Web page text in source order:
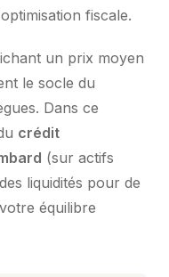
fiscale.
un prix moyen
le socle du
Dans ce
crédit
(sur actifs
liquidités pour de
équilibre